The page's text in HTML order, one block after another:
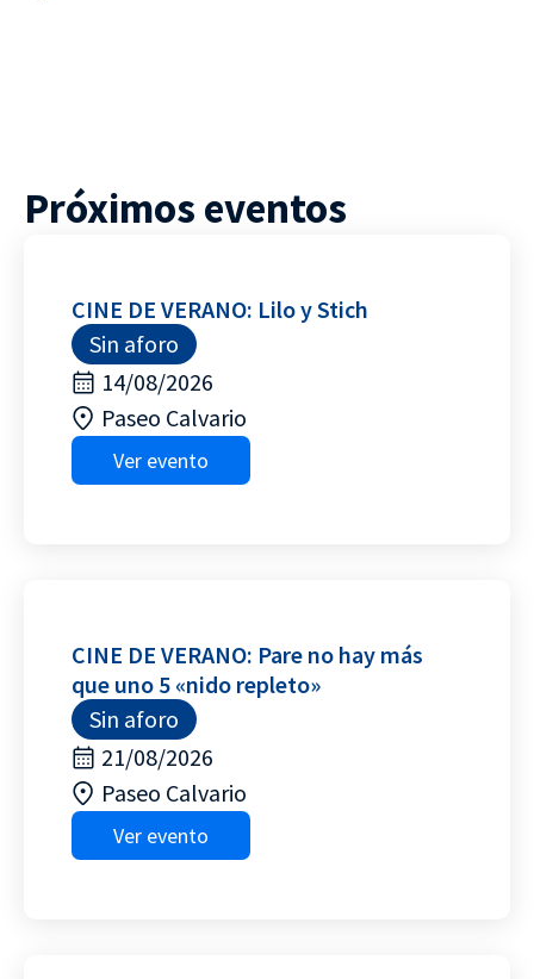
Próximos eventos
CINE DE VERANO: Lilo y Stich
Sin aforo
14/08/2026
Paseo Calvario
Ver evento
CINE DE VERANO: Pare no hay más
que uno 5 «nido repleto»
Sin aforo
21/08/2026
Paseo Calvario
Ver evento